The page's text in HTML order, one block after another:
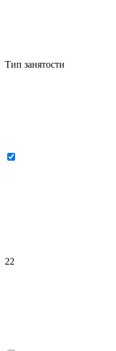
Тип занятости
22